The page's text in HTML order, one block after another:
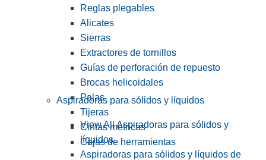
Reglas plegables
Alicates
Sierras
Extractores de tornillos
Guías de perforación de repuesto
Brocas helicoidales
Palas
Tijeras
Cintas métricas
Cajas de herramientas
Aspiradoras para sólidos y líquidos
View All Aspiradoras para sólidos y
líquidos
Aspiradoras para sólidos y líquidos de